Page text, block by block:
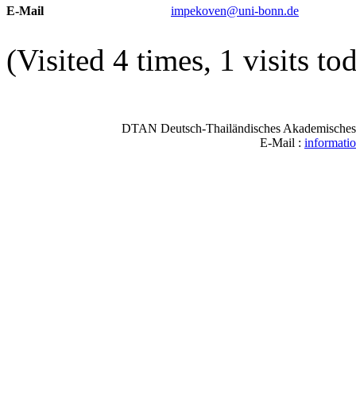
E-Mail
impekoven@uni-bonn.de
(Visited 4 times, 1 visits
DTAN Deutsch-Thailändisches
E-Mail :